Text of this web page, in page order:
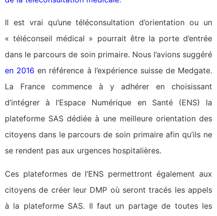
Il est vrai qu’une téléconsultation d’orientation ou un
« téléconseil médical » pourrait être la porte d’entrée
dans le parcours de soin primaire. Nous l’avions suggéré
en 2016 en référence à l’expérience suisse de Medgate.
La France commence à y adhérer en choisissant
d’intégrer à l’Espace Numérique en Santé (ENS) la
plateforme SAS dédiée à une meilleure orientation des
citoyens dans le parcours de soin primaire afin qu’ils ne
se rendent pas aux urgences hospitalières.
Ces plateformes de l’ENS permettront également aux
citoyens de créer leur DMP où seront tracés les appels
à la plateforme SAS. Il faut un partage de toutes les